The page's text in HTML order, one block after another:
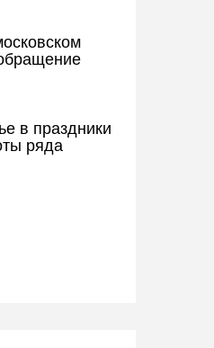
в праздники
ряда